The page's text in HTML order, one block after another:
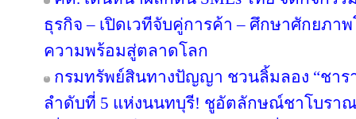
ธุรกิจ – เปิดเวทีจับคู่การค้า – ศึกษาศักยภา
ความพร้อมสู่ตลาดโลก
กรมทรัพย์สินทางปัญญา ชวนลิ้มลอง “ชารา
ลำดับที่ 5 แห่งนนทบุรี! ชูอัตลักษณ์ชาโบรา